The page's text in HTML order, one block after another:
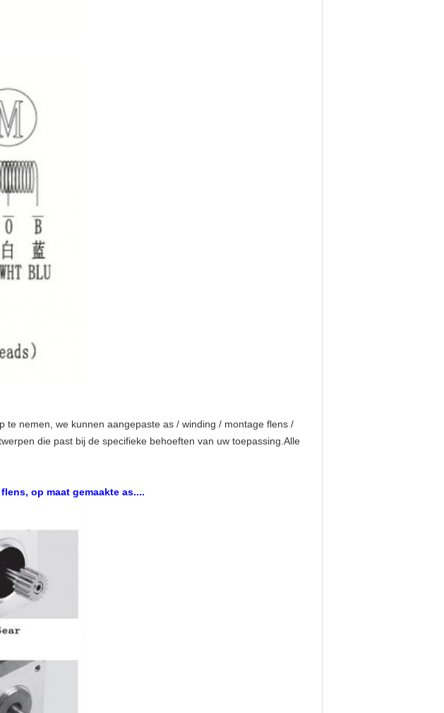
nemen, we kunnen aangepaste as / winding / montage flens /
die past bij de specifieke behoeften van uw toepassing.Alle
op maat gemaakte as....